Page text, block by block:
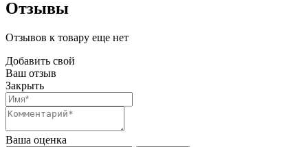
Отзывы
Отзывов к товару еще нет
Добавить свой
Ваш отзыв
Закрыть
Ваша оценка